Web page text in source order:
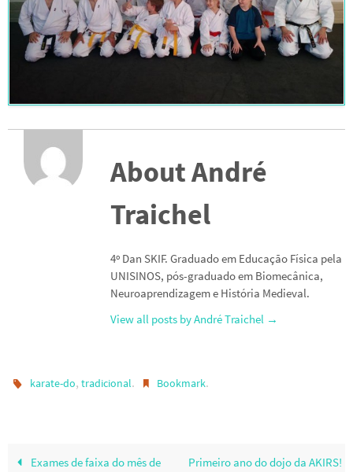
About André
Traichel
4º Dan SKIF. Graduado em Educação Física pela
UNISINOS, pós-graduado em Biomecânica,
Neuroaprendizagem e História Medieval.
View all posts by André Traichel →
karate-do,tradicional. Bookmark.
Exames de faixa do mês de
Primeiro ano do dojo da AKIRS!